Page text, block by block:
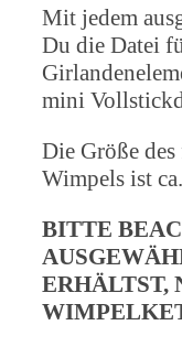
Mit jedem
Du die Datei
mini
Die Größe
Wimpels ist
BITTE
ERHÄLTST,